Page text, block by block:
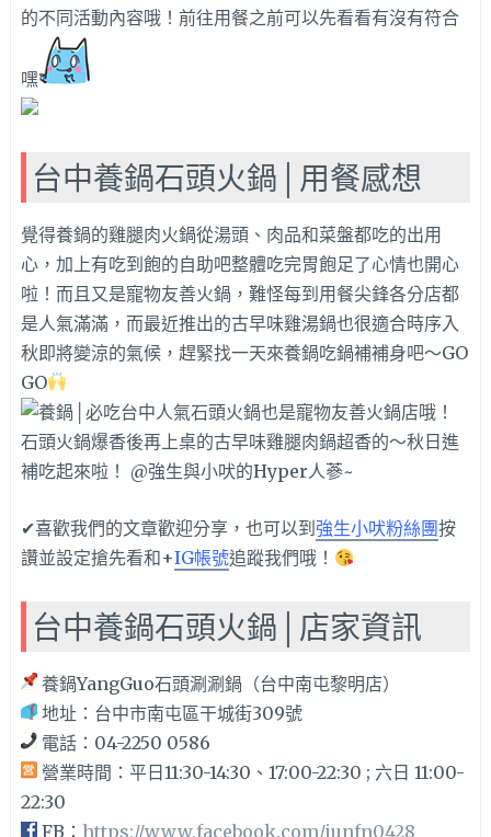
的不同活動內容哦！前往用餐之前可以先看看有沒有符合
嘿
台中養鍋石頭火鍋│用餐感想
覺得養鍋的雞腿肉火鍋從湯頭、肉品和菜盤都吃的出用
心，加上有吃到飽的自助吧整體吃完胃飽足了心情也開心
啦！而且又是寵物友善火鍋，難怪每到用餐尖鋒各分店都
是人氣滿滿，而最近推出的古早味雞湯鍋也很適合時序入
秋即將變涼的氣候， 趕緊找一天來養鍋吃鍋補補身吧～GO
GO
✔喜歡我們的文章歡迎分享，也可以到 強生小吠粉絲團按
讚並設定搶先看和+IG帳號追蹤我們哦！
台中養鍋石頭火鍋│店家資訊
養鍋YangGuo石頭涮涮鍋（台中南屯黎明店）
地址：台中市南屯區干城街309號
電話：04-2250 0586
營業時間： 平日11:30-14:30、17:00-22:30 ; 六日 11:00-
22:30
FB： https://www.facebook.com/junfn0428